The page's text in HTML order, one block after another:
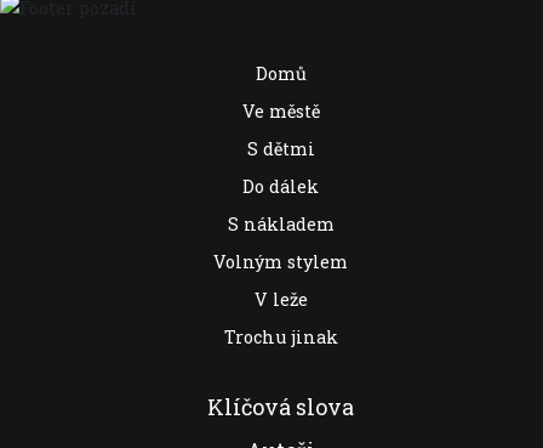
Domů
Ve městě
S dětmi
Do dálek
S nákladem
Volným stylem
V leže
Trochu jinak
Klíčová slova